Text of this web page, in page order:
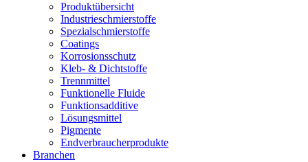
Produktübersicht
Industrieschmierstoffe
Spezialschmierstoffe
Coatings
Korrosionsschutz
Kleb- & Dichtstoffe
Trennmittel
Funktionelle Fluide
Funktionsadditive
Lösungsmittel
Pigmente
Endverbraucherprodukte
Branchen